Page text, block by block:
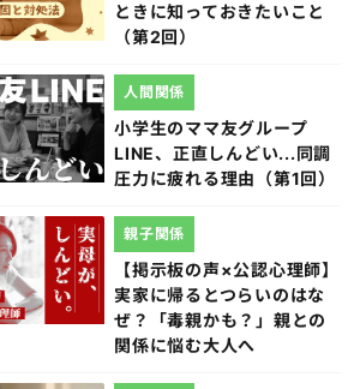
ときに知っておきたいこと
（第2回）
小学生のママ友グループ
LINE、正直しんどい...同調
圧力に疲れる理由（第1回）
人間関係
【掲示板の声×公認心理師】
実家に帰るとつらいのはな
ぜ？「毒親かも？」親との
関係に悩む大人へ
親子関係